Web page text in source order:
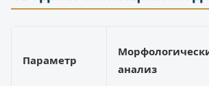
Параметр
анализ